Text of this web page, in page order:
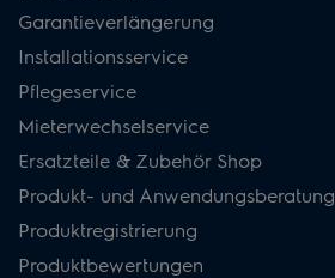
Garantieverlängerung
Installationsservice
Pflegeservice
Mieterwechselservice
Ersatzteile & Zubehör Shop
Produkt- und Anwendungsberatung
Produktregistrierung
Produktbewertungen